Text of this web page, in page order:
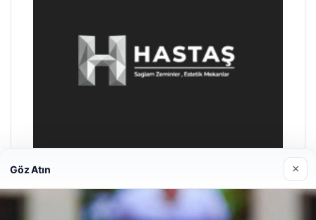
Göz Atın ×